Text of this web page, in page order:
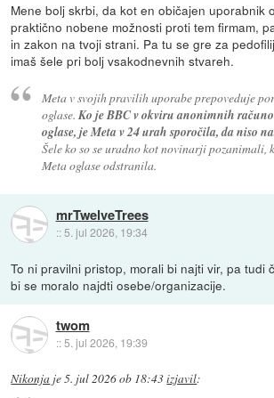
Mene bolj skrbi, da kot en običajen uporabnik
praktično nobene možnosti proti tem firmam,
in zakon na tvoji strani. Pa tu se gre za
imaš šele pri bolj vsakodnevnih stvareh.
Meta v svojih pravilih uporabe prepoveduje
oglase. Ko je BBC v okviru anonimnih
oglase, je Meta v 24 urah sporočila, da niso
Šele ko so se uradno kot novinarji pozanimali,
Meta oglase odstranila.
mrTwelveTrees
:: 5. jul 2026, 19:34
To ni pravilni pristop, morali bi najti vir, pa tudi
bi se moralo najdti osebe/organizacije.
twom
::5. jul 2026, 19:39
Nikonja je5. jul 2026 ob 18:43izjavil: